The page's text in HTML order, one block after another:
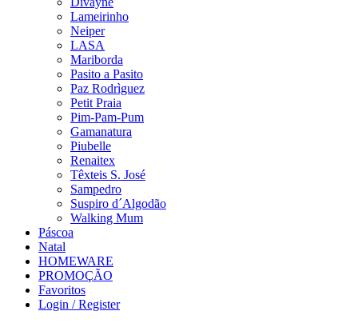
Lameirinho
Neiper
LASA
Mariborda
Pasito a Pasito
Paz Rodrìguez
Petit Praia
Pim-Pam-Pum
Gamanatura
Piubelle
Renaitex
Têxteis S. José
Sampedro
Suspiro d´Algodão
Walking Mum
Páscoa
Natal
HOMEWARE
PROMOÇÃO
Favoritos
Login / Register